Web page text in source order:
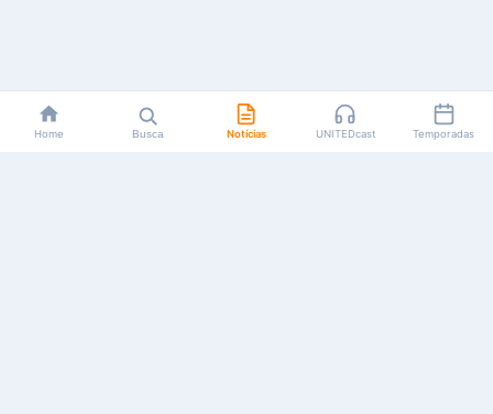
Home Busca Notícias UNITEDcast Temporadas